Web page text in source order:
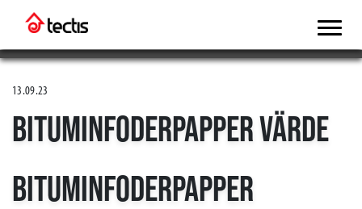
13.09.23
BITUMINFODERPAPPER VÄRDE
BITUMINFODERPAPPER